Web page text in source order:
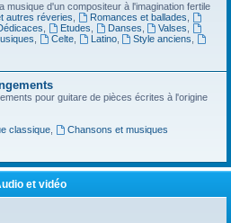
musique d'un compositeur à l'imagination fertile
autres réveries Romances et ballades
Etudes Danses Valses
Celte, Latino, Style anciens
pour guitare de pièces écrites à l'origine
classique,
Chansons et musiques
et vidéo